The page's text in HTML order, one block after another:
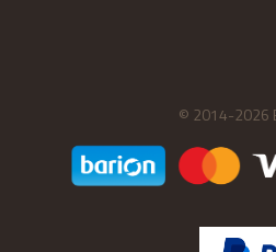
© 2014-2026